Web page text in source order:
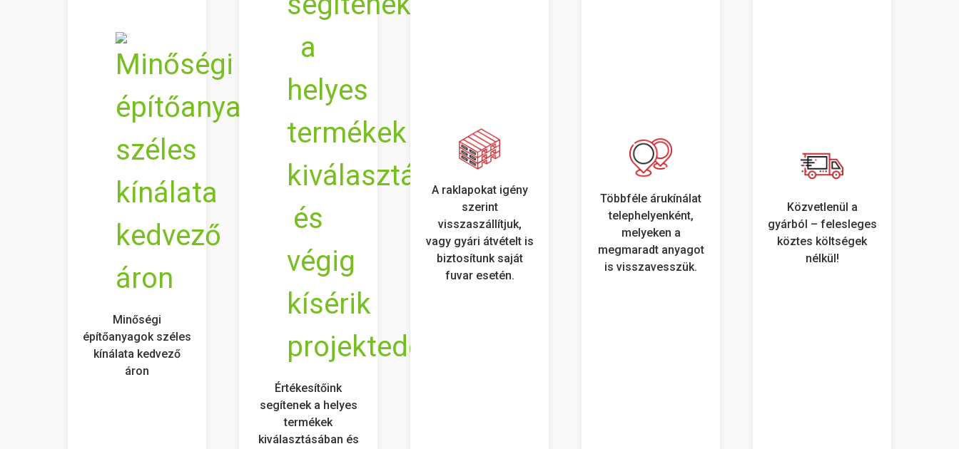
Minőségi
építőanyagok széles
kínálata kedvező
áron
Értékesítőink
segítenek a helyes
termékek
kiválasztásában és
A raklapokat igény
szerint
visszaszállítjuk,
vagy gyári átvételt is
biztosítunk saját
fuvar esetén.
Többféle árukínálat
telephelyenként,
melyeken a
megmaradt anyagot
is visszavesszük.
Közvetlenül a
gyárból – felesleges
köztes költségek
nélkül!